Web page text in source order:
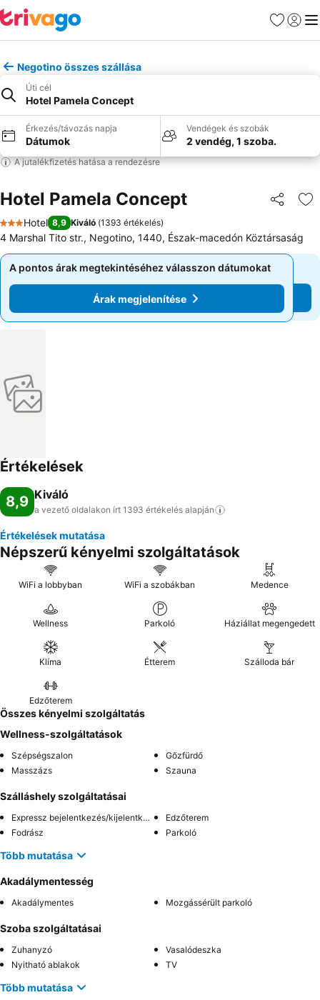
Kedvencek
Negotino összes szállása
Úti cél
Hotel Pamela Concept
Érkezés/távozás napja
Dátumok
Vendégek és szobák
2 vendég, 1 szoba.
A jutalékfizetés hatása a rendezésre
Hotel Pamela Concept
3 Kategória
Hotel 8,9 Kiváló (1393 értékelés)
4 Marshal Tito str., Negotino, 1440, Észak-macedón Köztársaság
A pontos árak megtekintéséhez válasszon dátumokat
Árak megjelenítése
A pontos árak megtekintéséhez válasszon dátumokat
Árak megjelenítése
Értékelések
8,9 Kiváló
a vezető oldalakon írt 1393 értékelés alapján
Értékelések mutatása
Népszerű kényelmi szolgáltatások
WiFi a lobbyban WiFi a szobákban Medence
Wellness Parkoló Háziállat megengedett
Klíma Étterem Szálloda bár
Edzőterem
Összes kényelmi szolgáltatás
Wellness-szolgáltatások
Szépségszalon
Gőzfürdő
Masszázs
Szauna
Szálláshely szolgáltatásai
Expressz bejelentkezés/kijelentkezés
Edzőterem
Fodrász
Parkoló
Több mutatása
Akadálymentesség
Akadálymentes Mozgássérült parkoló
Szoba szolgáltatásai
Zuhanyzó
Vasalódeszka
Nyitható ablakok
TV
Több mutatása